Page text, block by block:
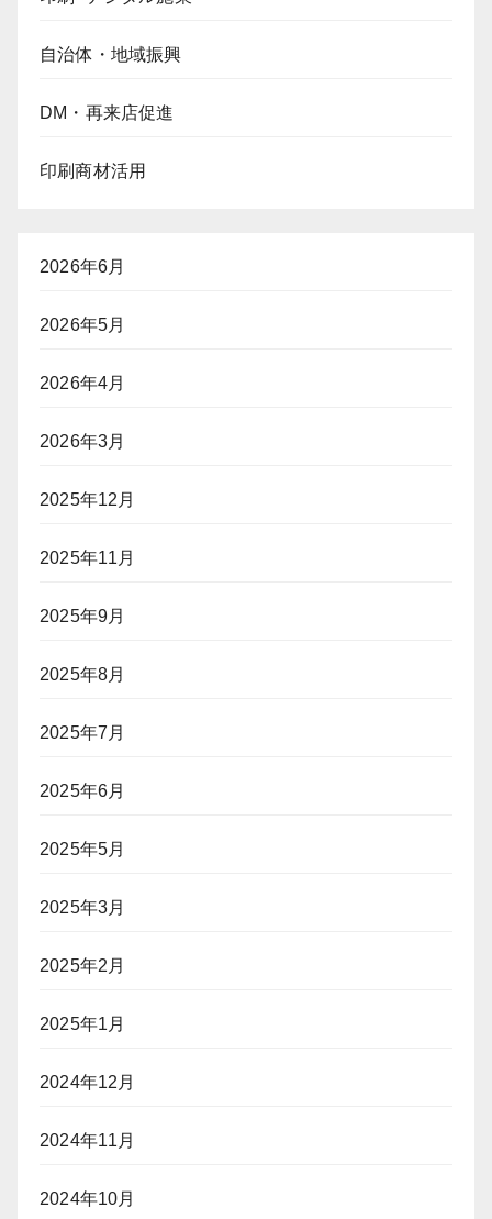
自治体・地域振興
DM・再来店促進
印刷商材活用
2026年6月
2026年5月
2026年4月
2026年3月
2025年12月
2025年11月
2025年9月
2025年8月
2025年7月
2025年6月
2025年5月
2025年3月
2025年2月
2025年1月
2024年12月
2024年11月
2024年10月